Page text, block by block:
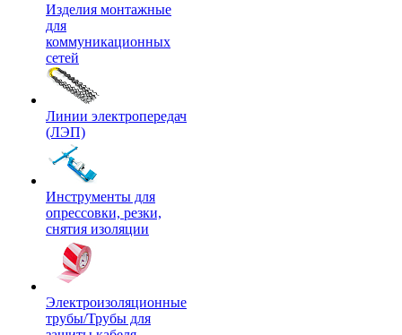
Изделия монтажные
для
коммуникационных
сетей
Линии электропередач
(ЛЭП)
Инструменты для
опрессовки, резки,
снятия изоляции
Электроизоляционные
трубы/Трубы для